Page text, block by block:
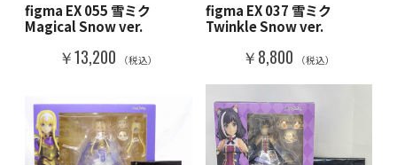
figma EX 055 雪ミク
Magical Snow ver.
￥13,200 （税込）
figma EX 037 雪ミク
Twinkle Snow ver.
￥8,800 （税込）